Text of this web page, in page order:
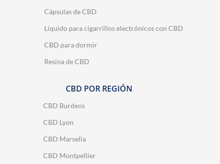
Cápsulas de CBD
Líquido para cigarrillos electrónicos con CBD
CBD para dormir
Resina de CBD
CBD POR REGIÓN
CBD Burdeos
CBD Lyon
CBD Marsella
CBD Montpellier